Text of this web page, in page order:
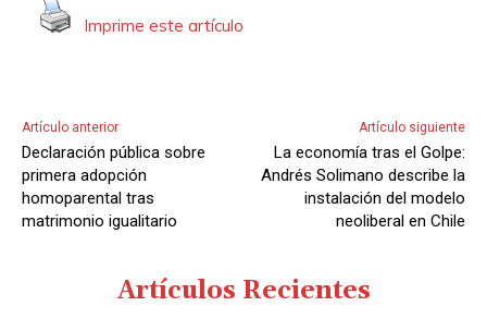
Imprime este artículo
Artículo anterior
Declaración pública sobre
primera adopción
homoparental tras
matrimonio igualitario
Artículo siguiente
La economía tras el Golpe:
Andrés Solimano describe la
instalación del modelo
neoliberal en Chile
Artículos Recientes